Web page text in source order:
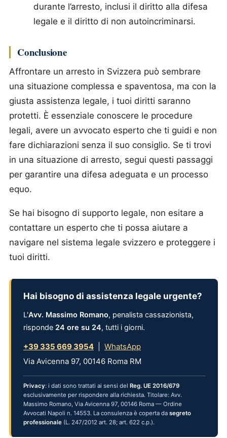
durante l’arresto, inclusi il diritto alla difesa
legale e il diritto di non autoincriminarsi.
Conclusione
Affrontare un arresto in Svizzera può sembrare
una situazione complessa e spaventosa, ma con la
giusta assistenza legale, i tuoi diritti saranno
protetti. È essenziale conoscere le procedure
legali, avere un avvocato esperto che ti guidi e non
fare dichiarazioni senza il suo consiglio. Se ti trovi
in una situazione di arresto, segui questi passaggi
per garantire una difesa adeguata e un processo
equo.
Se hai bisogno di supporto legale, non esitare a
contattare un esperto che ti possa aiutare a
navigare nel sistema legale svizzero e proteggere i
tuoi diritti.
Hai bisogno di assistenza legale urgente?
L'Avv. Massimo Romano, penalista cassazionista,
risponde 24 ore su 24, tutti i giorni.
+39 335 669 3954
WhatsApp
Via Avicenna 97, 00146 Roma RM
Privacy: i dati sono trattati ai sensi del Reg. UE 2016/679
esclusivamente per rispondere alla richiesta. Titolare: Avv.
Massimo Romano, Via Avicenna 97, 00146 Roma — Ordine
Avvocati Napoli n. 14553. La consulenza è coperta da segreto
professionale (L. 247/2012 art. 28; art. 622 c.p.).